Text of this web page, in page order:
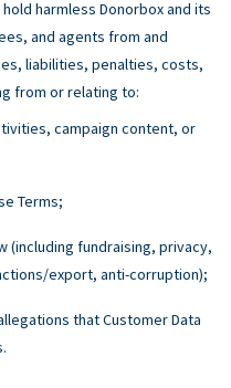
harmless Donorbox and its
and agents from and
liabilities, penalties, costs,
from or relating to:
campaign content, or
Terms;
(including fundraising, privacy,
export, anti-corruption);
that Customer Data